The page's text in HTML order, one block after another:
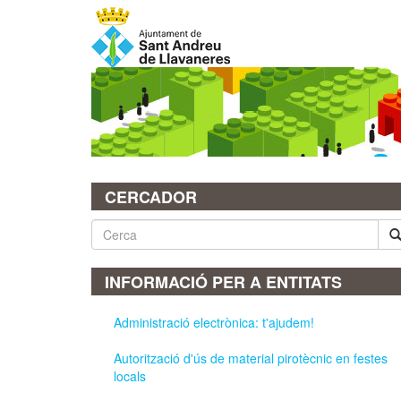
CERCADOR
INFORMACIÓ PER A ENTITATS
Administració electrònica: t'ajudem!
Autorització d'ús de material pirotècnic en festes
locals